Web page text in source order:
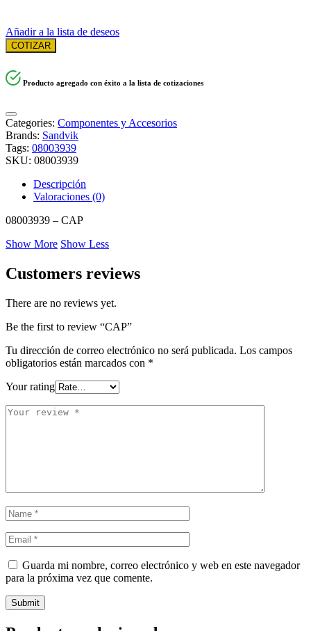
Añadir a la lista de deseos
COTIZAR
Producto agregado con éxito a la lista de cotizaciones
Categories: Componentes y Accesorios
Brands: Sandvik
Tags: 08003939
SKU: 08003939
Descripción
Valoraciones (0)
08003939 – CAP
Show More Show Less
Customers reviews
There are no reviews yet.
Be the first to review “CAP”
Tu dirección de correo electrónico no será publicada. Los campos
obligatorios están marcados con *
Your rating
Guarda mi nombre, correo electrónico y web en este navegador
para la próxima vez que comente.